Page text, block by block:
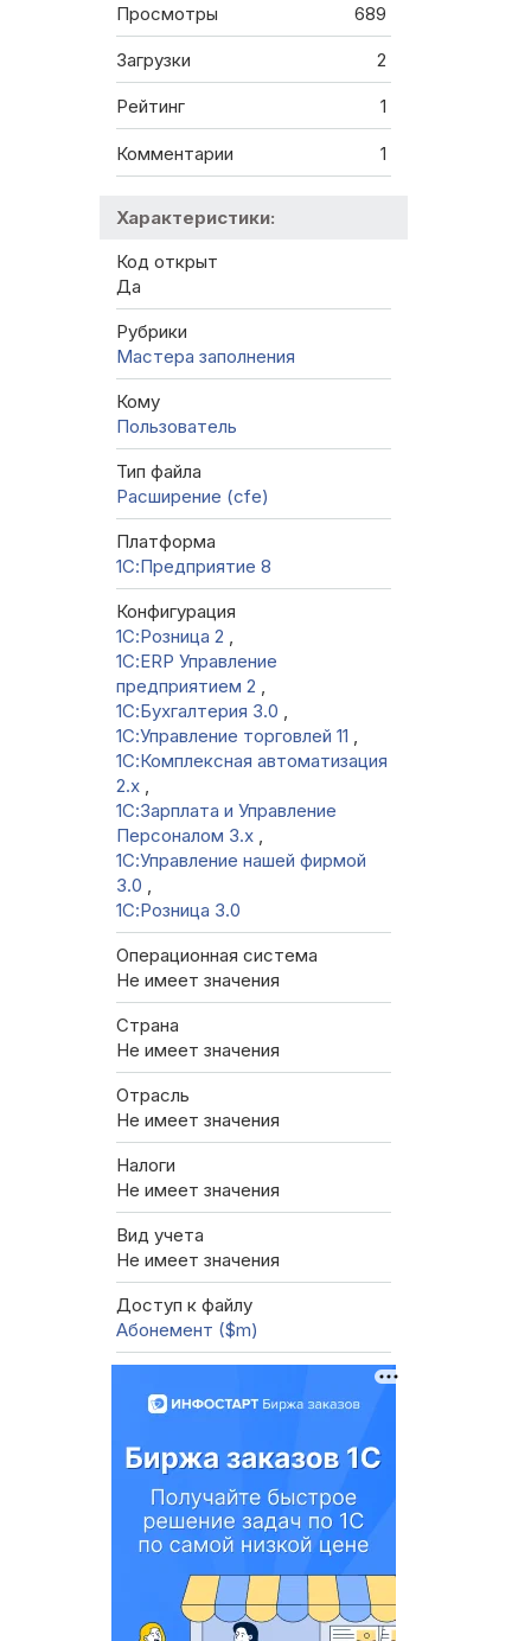
Просмотры 689
Загрузки 2
Рейтинг 1
Комментарии 1
Характеристики:
Код открыт
Да
Рубрики
Мастера заполнения
Кому
Пользователь
Тип файла
Расширение (cfe)
Платформа
1С:Предприятие 8
Конфигурация
1С:Розница 2 ,
1С:ERP Управление
предприятием 2 ,
1С:Бухгалтерия 3.0 ,
1С:Управление торговлей 11 ,
1С:Комплексная автоматизация
2.х ,
1С:Зарплата и Управление
Персоналом 3.x ,
1С:Управление нашей фирмой
3.0 ,
1С:Розница 3.0
Операционная система
Не имеет значения
Страна
Не имеет значения
Отрасль
Не имеет значения
Налоги
Не имеет значения
Вид учета
Не имеет значения
Доступ к файлу
Абонемент ($m)